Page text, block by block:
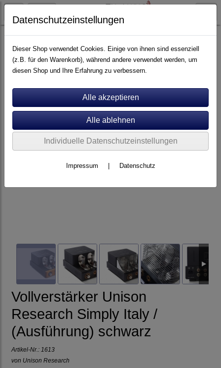
Artikel nach Marken P - Z Unison Research
Vollverstärker Unison
Research Simply Italy /
(Ausführung) schwarz
Artikel-Nr.: 1613
von Unison Research
Datenschutzeinstellungen
Dieser Shop verwendet Cookies. Einige von ihnen sind essenziell
(z.B. für den Warenkorb), während andere verwendet werden, um
diesen Shop und Ihre Erfahrung zu verbessern.
Individuelle Datenschutzeinstellungen
Impressum Datenschutz